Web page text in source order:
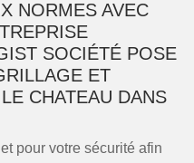
NORMES AVEC
SOCIÉTÉ POSE
ET
CHATEAU DANS
pour votre sécurité afin